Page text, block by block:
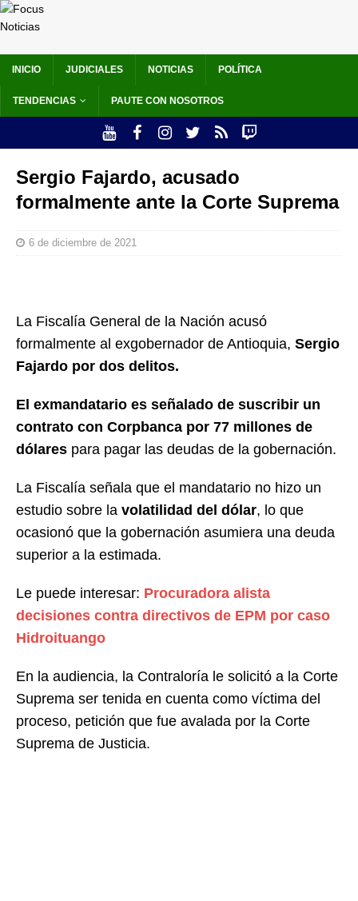
INICIO JUDICIALES NOTICIAS POLÍTICA
TENDENCIAS PAUTE CON NOSOTROS
Sergio Fajardo, acusado
formalmente ante la Corte Suprema
6 de diciembre de 2021
La Fiscalía General de la Nación acusó
formalmente al exgobernador de Antioquia, Sergio
Fajardo por dos delitos.
El exmandatario es señalado de suscribir un
contrato con Corpbanca por 77 millones de
dólares para pagar las deudas de la gobernación.
La Fiscalía señala que el mandatario no hizo un
estudio sobre la volatilidad del dólar, lo que
ocasionó que la gobernación asumiera una deuda
superior a la estimada.
Le puede interesar: Procuradora alista
decisiones contra directivos de EPM por caso
Hidroituango
En la audiencia, la Contraloría le solicitó a la Corte
Suprema ser tenida en cuenta como víctima del
proceso, petición que fue avalada por la Corte
Suprema de Justicia.